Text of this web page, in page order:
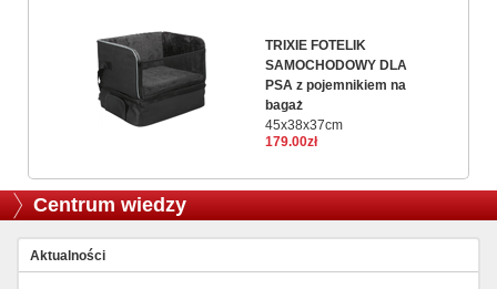
TRIXIE FOTELIK
SAMOCHODOWY DLA
PSA z pojemnikiem na
bagaż
45x38x37cm
179.00zł
Centrum wiedzy
Aktualności